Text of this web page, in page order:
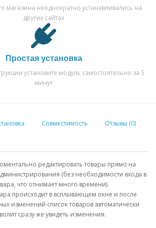
магазина неоднократно устанавливались на
других сайтах
Простая установка
установите модуль самостоятельно за 5
минут
Совместимость Отзывы (0)
редактировать товары прямо на
(без необходимости входа в
что отнимает много времени).
происходит в всплывающем окне и после
изменений список товаров автоматически
сразу же увидеть изменения.